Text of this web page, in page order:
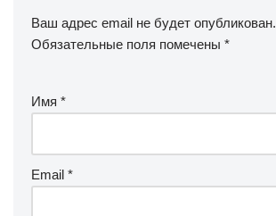
Ваш адрес email не будет опубликован.
Обязательные поля помечены *
Имя *
Email *